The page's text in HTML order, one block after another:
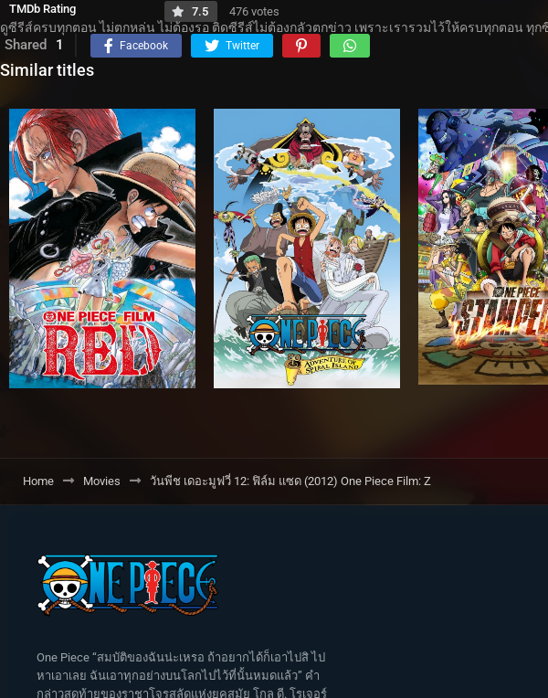
TMDb Rating 7.5 476 votes
ดูซีรีส์ครบทุกตอน ไม่ตกหล่น ไม่ต้องรอ ติดซีรีส์ไม่ต้องกลัวตกข่าว เพราะเรารวมไว้ให้ครบทุกตอน
Shared 1 Facebook Twitter
Similar titles
Home Movies วันพีช เดอะมูฟวี่ 12: ฟิล์ม แซด (2012) One Piece Film: Z
One Piece “สมบัติของฉันน่ะเหรอ ถ้าอยากได้ก็เอาไปสิ ไป
หาเอาเลย ฉันเอาทุกอย่างบนโลกไปไว้ที่นั้นหมดแล้ว” คำ
กล่าวสุดท้ายของราชาโจรสลัดแห่งยุคสมัย โกล ดี. โรเจอร์